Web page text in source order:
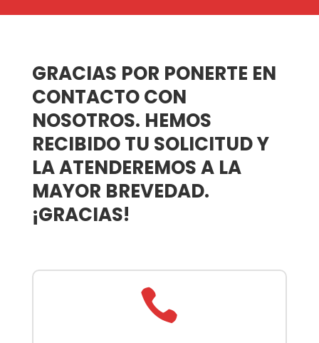
GRACIAS POR PONERTE EN
CONTACTO CON
NOSOTROS. HEMOS
RECIBIDO TU SOLICITUD Y
LA ATENDEREMOS A LA
MAYOR BREVEDAD.
¡GRACIAS!
